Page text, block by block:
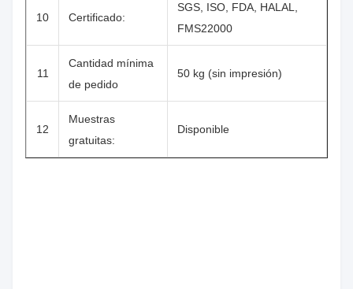
10 Certificado:
SGS, ISO, FDA, HALAL,
FMS22000
11
Cantidad mínima
de pedido
50 kg (sin impresión)
12
Muestras
gratuitas:
Disponible